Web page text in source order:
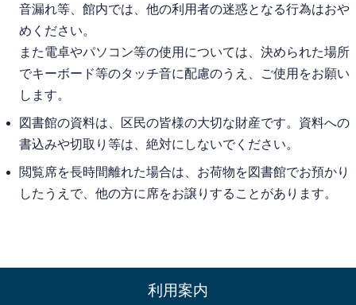
音漏れ等、館内では、他の利用者の迷惑となる行為はおや
めください。
また電卓やパソコン等の使用については、決められた場所
でキーボード等のタッチ音に配慮のうえ、ご使用をお願い
します。
図書館の資料は、区民の皆様の大切な財産です。資料への
書込みや切取り等は、絶対にしないでください。
閲覧席を長時間離れた場合は、お荷物を図書館でお預かり
したうえで、他の方に席をお譲りすることがあります。
利用案内